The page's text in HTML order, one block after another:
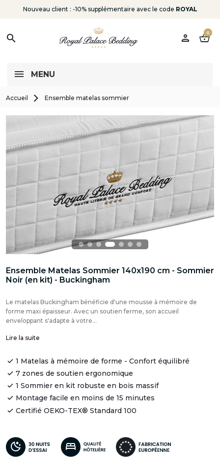
Nouveau client : -10% supplémentaire avec le code ROYAL
search person shopping_basket
0
MENU
Accueil Ensemble matelas sommier
Ensemble Matelas Sommier 140x190 cm - Sommier
Noir (en kit) - Buckingham
Le matelas Buckingham bénéficie d'une mousse à mémoire de
forme maxi épaisseur. Avec un soutien ferme, son accueil
enveloppant s'adapte à votre...
Lire la suite
1 Matelas à mémoire de forme - Confort équilibré
7 zones de soutien ergonomique
1 Sommier en kit robuste en bois massif
Montage facile en moins de 15 minutes
Certifié OEKO-TEX® Standard 100